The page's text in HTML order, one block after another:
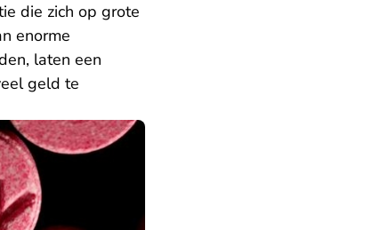
die zich op grote
enorme
laten een
geld te